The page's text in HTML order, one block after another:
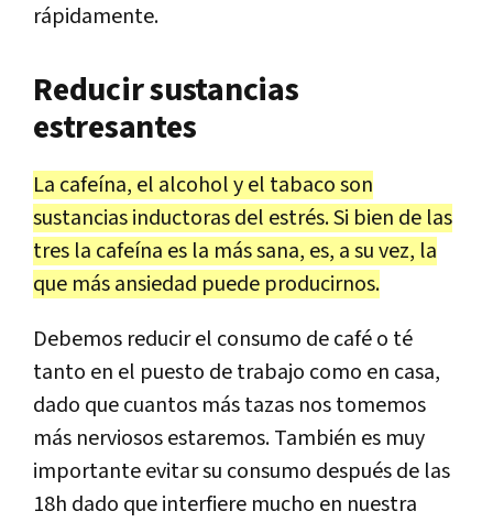
rápidamente.
Reducir sustancias
estresantes
La cafeína, el alcohol y el tabaco son
sustancias inductoras del estrés. Si bien de las
tres la cafeína es la más sana, es, a su vez, la
que más ansiedad puede producirnos.
Debemos reducir el consumo de café o té
tanto en el puesto de trabajo como en casa,
dado que cuantos más tazas nos tomemos
más nerviosos estaremos. También es muy
importante evitar su consumo después de las
18h dado que interfiere mucho en nuestra